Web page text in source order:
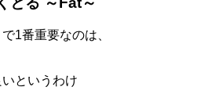
1番重要なのは、
というわけ